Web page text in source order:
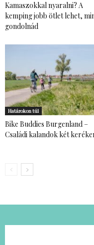
Kamaszokkal nyaralni? A
kemping jobb ötlet lehet,
gondolnád
Határokon túl
Bike Buddies Burgenland –
Családi kalandok két